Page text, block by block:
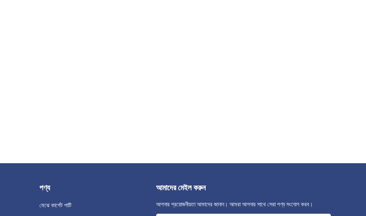
পণ্য
মেঝে কার্পেট পাটি
আমাদের মেইল ​​করুন
আপনার প্রয়োজনীয়তা আমাদের জানান। আমরা আপনার সাথে সেরা পণ্য সংযোগ করব।